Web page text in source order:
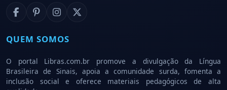
QUEM SOMOS
O portal Libras.com.br promove a divulgação da Língua
Brasileira de Sinais, apoia a comunidade surda, fomenta a
inclusão social e oferece materiais pedagógicos de alta